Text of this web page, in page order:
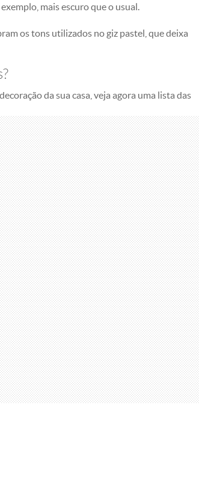
mais escuro que o usual.
os tons utilizados no giz pastel, que deixa
da sua casa, veja agora uma lista das